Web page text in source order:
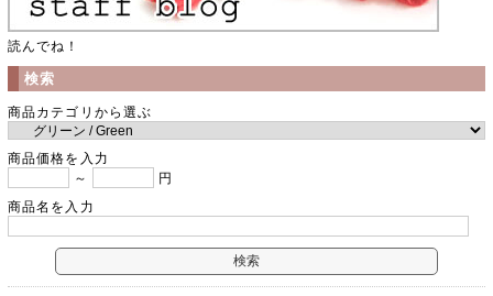
読んでね！
検索
商品カテゴリから選ぶ
商品価格を入力
～
円
商品名を入力